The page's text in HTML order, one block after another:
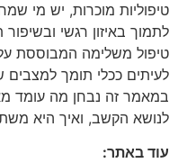
טיפוליות מוכרות, יש מי
לתמוך באיזון רגשי
טיפול משלימה המבוססת
לעיתים ככלי תומך למצבים
במאמר זה נבחן מה עומד
לנושא הקשב, ואיך היא
עוד באתר: